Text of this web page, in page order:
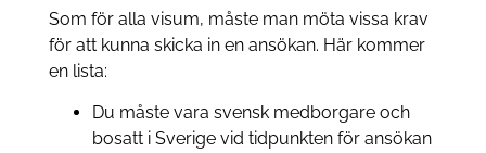
Som för alla visum, måste man möta vissa krav
för att kunna skicka in en ansökan. Här kommer
en lista:
Du måste vara svensk medborgare och
bosatt i Sverige vid tidpunkten för ansökan